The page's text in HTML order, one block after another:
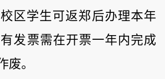
区学生可返郑后办理本年
发票需在开票一年内完成
废。